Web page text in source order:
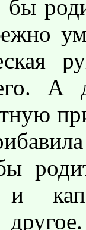
бы
А
и